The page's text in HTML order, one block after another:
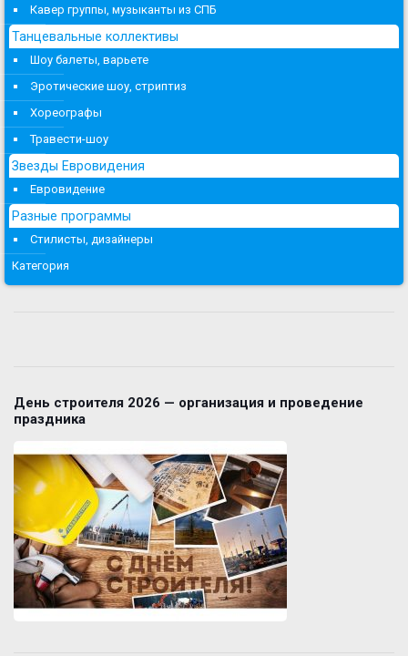
Кавер группы, музыканты из СПБ
Танцевальные коллективы
Шоу балеты, варьете
Эротические шоу, стриптиз
Хореографы
Травести-шоу
Звезды Евровидения
Евровидение
Разные программы
Стилисты, дизайнеры
Категория
День строителя 2026 — организация и проведение
праздника